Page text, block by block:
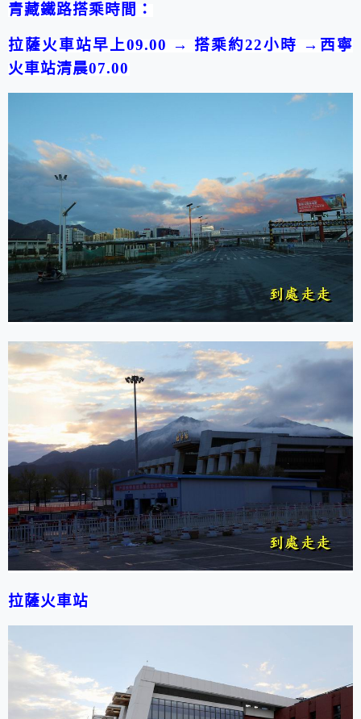
青藏鐵路搭乘時間：
拉薩火車站早上09.00 → 搭乘約22小時 →西寧
火車站清晨07.00
拉薩火車站